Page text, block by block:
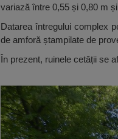
variază între 0,55 și 0,80 m
Datarea întregului complex
de amforă ștampilate de
În prezent, ruinele cetății se